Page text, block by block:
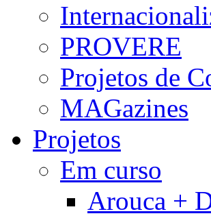
PROVERE
Projetos de
MAGazines
Projetos
Em curso
Arouca +